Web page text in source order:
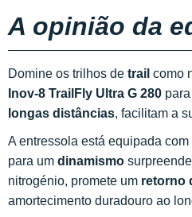
A opinião da
Domine os trilhos de trail como
Inov-8 TrailFly Ultra G 280 para
longas distâncias, facilitam a
A entressola está equipada
para um dinamismo
nitrogénio, promete um retorno
amortecimento duradouro ao